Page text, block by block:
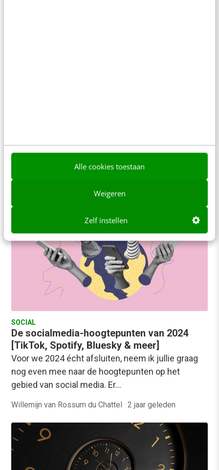
Alle cookies toestaan
Weigeren
Zelf instellen
Femke Marcar
SOCIAL
De socialmedia-hoogtepunten van 2024
[TikTok, Spotify, Bluesky & meer]
Voor we 2024 écht afsluiten, neem ik jullie graag
nog even mee naar de hoogtepunten op het
gebied van social media. Er…
Willemijn van Rossum du Chattel · 2 jaar geleden